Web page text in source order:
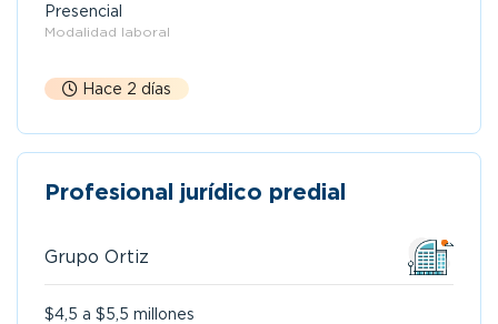
Presencial
Modalidad laboral
Hace 2 días
Profesional jurídico predial
Grupo Ortiz
$4,5 a $5,5 millones